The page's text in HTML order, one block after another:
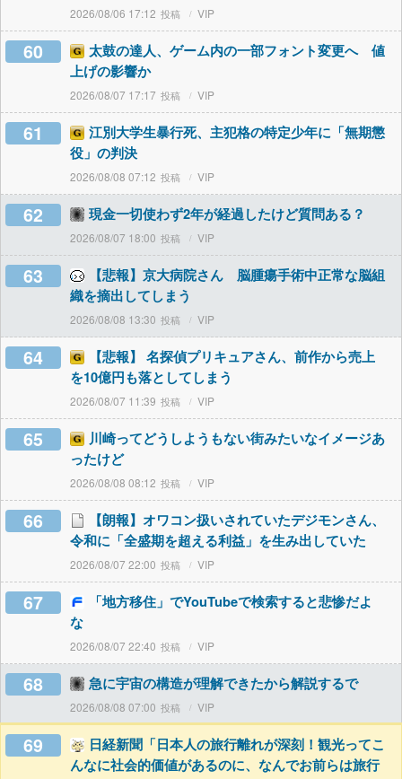
2026/08/06 17:12 VIP
60
太鼓の達人、ゲーム内の一部フォント変更へ 値
上げの影響か
2026/08/07 17:17 VIP
61
江別大学生暴行死、主犯格の特定少年に「無期懲
役」の判決
2026/08/08 07:12 VIP
62 現金一切使わず2年が経過したけど質問ある？
2026/08/07 18:00 VIP
63
【悲報】京大病院さん 脳腫瘍手術中正常な脳組
織を摘出してしまう
2026/08/08 13:30 VIP
64
【悲報】 名探偵プリキュアさん、前作から売上
を10億円も落としてしまう
2026/08/07 11:39 VIP
65
川崎ってどうしようもない街みたいなイメージあ
ったけど
2026/08/08 08:12 VIP
66
【朗報】オワコン扱いされていたデジモンさん、
令和に「全盛期を超える利益」を生み出していた
2026/08/07 22:00 VIP
67
「地方移住」でYouTubeで検索すると悲惨だよ
な
2026/08/07 22:40 VIP
68 急に宇宙の構造が理解できたから解説するで
2026/08/08 07:00 VIP
69
日経新聞「日本人の旅行離れが深刻！観光ってこ
んなに社会的価値があるのに、なんでお前らは旅行